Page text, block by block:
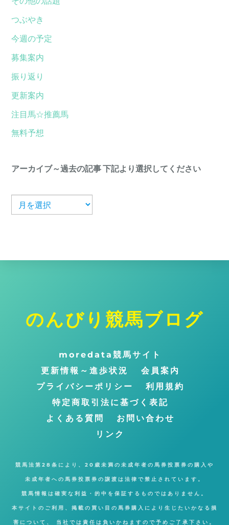
つぶやき
今週の予定
募集案内
振り返り
更新案内
注目馬☆推薦馬
無料予想
アーカイブ～過去の記事 下記より選択してください
ー
ト
ッ
のんびり競馬ブログ
moredata競馬サイト
更新情報～進歩状況
会員案内
プライバシーポリシー
利用規約
特定商取引法に基づく表記
よくある質問
お問い合わせ
リンク
競馬法第28条により、20歳未満の未成年者の馬券投票券の購入や
未成年者への馬券投票券の譲渡は法律で禁止されています。
競馬情報は確実な利益・的中を保証するものではありません。
本サイトのご利用、掲載の買い目の馬券購入により生じたいかなる損
害について、 当社では責任は負いかねますので予めご了承下さい。